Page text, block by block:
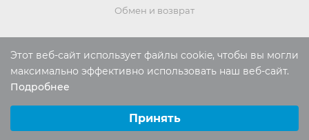
Обмен и возврат
Россия:
8 (800) 101-38-97
Отдел продаж:info@mr-kover.ru
Тех. поддержка:
Этот веб-сайт использует файлы cookie, чтобы вы могли
максимально эффективно использовать наш веб-сайт.
Подробнее
Аналитические/Функциональные
Принять